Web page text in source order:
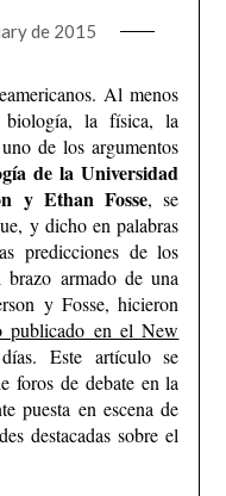
de 2015
Al menos
la física, la
de los argumentos
de la Universidad
y Ethan Fosse, se
y dicho en palabras
predicciones de los
brazo armado de una
y Fosse, hicieron
publicado en el New
Este artículo se
foros de debate en la
puesta en escena de
destacadas sobre el